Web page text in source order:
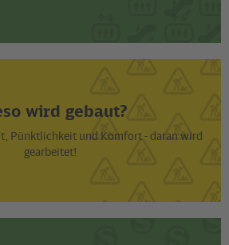
wird gebaut?
Pünktlichkeit und Komfort - daran wird
gearbeitet!